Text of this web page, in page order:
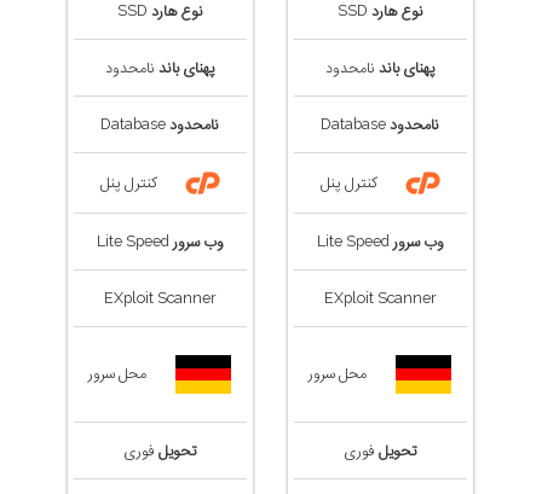
نوع هارد
پهنای باند نامحدود
نامحدود
کنترل پنل
وب سرور Lite Speed
EXploit Scanner
محل سرور
تحویل فوری
نوع هارد
پهنای باند نامحدود
نامحدود
کنترل پنل
وب سرور Lite Speed
EXploit Scanner
محل سرور
تحویل فوری